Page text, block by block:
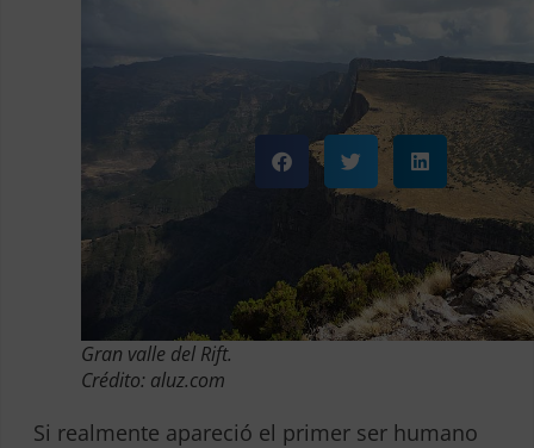
Gran valle del Rift.
Crédito: aluz.com
Si realmente apareció el primer ser humano